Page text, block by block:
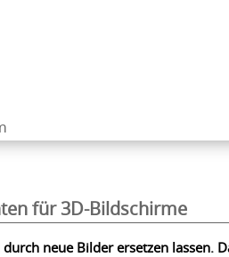
für 3D-Bildschirme
neue Bilder ersetzen lassen.